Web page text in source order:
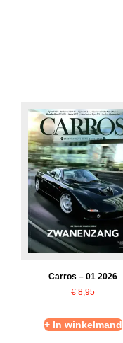
Carros – 01 2026
€ 8,95
+ In winkelmand